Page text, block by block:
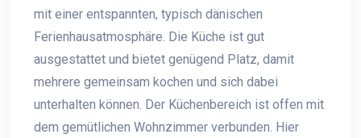
mit einer entspannten, typisch dänischen
Ferienhausatmosphäre. Die Küche ist gut
ausgestattet und bietet genügend Platz, damit
mehrere gemeinsam kochen und sich dabei
unterhalten können. Der Küchenbereich ist offen mit
dem gemütlichen Wohnzimmer verbunden. Hier